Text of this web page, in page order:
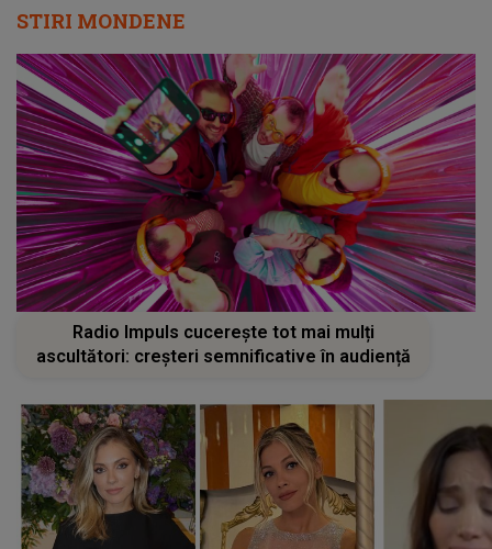
STIRI MONDENE
Radio Impuls cucerește tot mai mulți
ascultători: creșteri semnificative în audiență